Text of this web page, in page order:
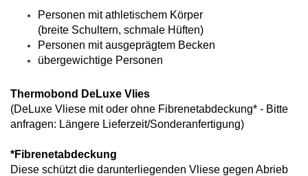
Personen mit athletischem Körper
(breite Schultern, schmale Hüften)
Personen mit ausgeprägtem Becken
übergewichtige Personen
Thermobond DeLuxe Vlies
(DeLuxe Vliese mit oder ohne Fibrenetabdeckung* - Bitte
anfragen: Längere Lieferzeit/Sonderanfertigung)
*Fibrenetabdeckung
Diese schützt die darunterliegenden Vliese gegen Abrieb